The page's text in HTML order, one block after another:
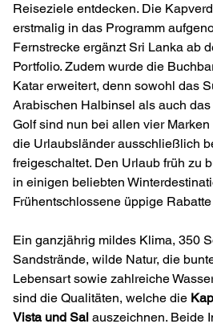
Reiseziele entdecken. Die
erstmalig in das Programm
Fernstrecke ergänzt Sri Lanka ab
Portfolio. Zudem wurde die
Katar erweitert, denn sowohl das
Arabischen Halbinsel als auch
Golf sind nun bei allen vier
die Urlaubsländer ausschließlich
freigeschaltet. Den Urlaub früh zu
in einigen beliebten
Frühentschlossene üppige
Ein ganzjährig mildes Klima, 350
Sandstrände, wilde Natur, die
Lebensart sowie zahlreiche
sind die Qualitäten, welche die
Vista und Sal auszeichnen. Beide